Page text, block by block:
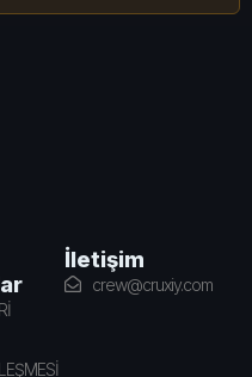
İletişim
crew@cruxiy.com